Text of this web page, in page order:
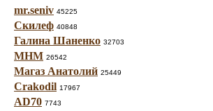
mr.seniv 45225
Скилеф 40848
Галина Шаненко 32703
МНМ 26542
Магаз Анатолий 25449
Crakodil 17967
AD70 7743